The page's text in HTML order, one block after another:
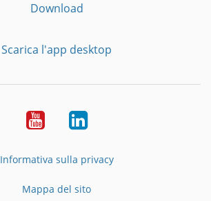
Download
Scarica l'app desktop
YouTubeLinkedIn
Informativa sulla privacy
Mappa del sito